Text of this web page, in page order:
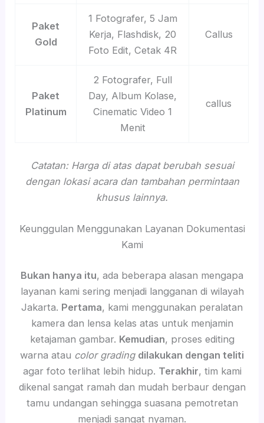
Paket
Gold
1 Fotografer, 5 Jam
Kerja, Flashdisk, 20
Foto Edit, Cetak 4R
Callus
Paket
Platinum
2 Fotografer, Full
Day, Album Kolase,
Cinematic Video 1
Menit
callus
Catatan: Harga di atas dapat berubah sesuai
dengan lokasi acara dan tambahan permintaan
khusus lainnya.
Keunggulan Menggunakan Layanan Dokumentasi
Kami
Bukan hanya itu, ada beberapa alasan mengapa
layanan kami sering menjadi langganan di wilayah
Jakarta. Pertama, kami menggunakan peralatan
kamera dan lensa kelas atas untuk menjamin
ketajaman gambar. Kemudian, proses editing
warna atau color grading dilakukan dengan teliti
agar foto terlihat lebih hidup. Terakhir, tim kami
dikenal sangat ramah dan mudah berbaur dengan
tamu undangan sehingga suasana pemotretan
menjadi sangat nyaman.